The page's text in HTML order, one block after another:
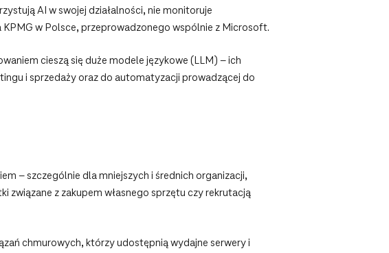
AI w swojej działalności, nie monitoruje
w Polsce, przeprowadzonego wspólnie z Microsoft.
cieszą się duże modele językowe (LLM) – ich
i sprzedaży oraz do automatyzacji prowadzącej do
– szczególnie dla mniejszych i średnich organizacji,
związane z zakupem własnego sprzętu czy rekrutacją
chmurowych, którzy udostępnią wydajne serwery i